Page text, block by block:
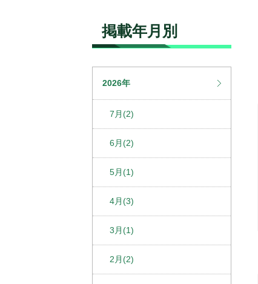
掲載年月別
2026年
7月(2)
6月(2)
5月(1)
4月(3)
3月(1)
2月(2)